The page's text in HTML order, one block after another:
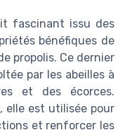
fascinant issu des
bénéfiques de
propolis. Ce dernier
par les abeilles à
et des écorces.
elle est utilisée pour
et renforcer les